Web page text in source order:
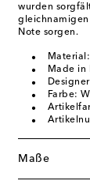
wurden
Note sorgen.
Made in
Farbe:
Maße